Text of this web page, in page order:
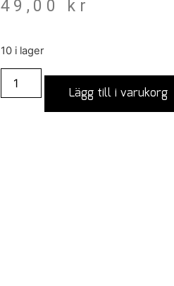
49,00 kr
10 i lager
Lägg till i varukorg